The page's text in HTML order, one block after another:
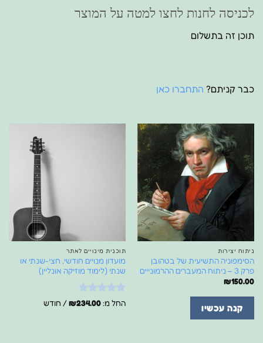
לכניסה לחנות לחצו למטה על המוצר
תוכן זה בתשלום
כבר קניתם? התחברו כאן
ניתוח יצירות
הסימפוניה התשיעית של בטהובן
פרק 3 – ניתוח המעברים ההרמונייים
₪150.00
קנה עכשיו
תוכנית מינויים לאתר
מועדון מנויים חודשי, חצי-שנתי או
שנתי (לימוד מוזיקה אונליין)
דורג5מתוךהחל מ: ₪234.00 / חודש